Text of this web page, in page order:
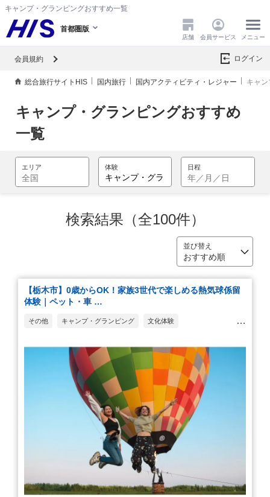
キャンプ・グランピングおすすめ一覧
首都圏版
店舗 会員サービス メニュー
会員規約 ログイン
総合旅行サイトHIS 国内旅行 国内アクティビティ・レジャー キャ
キャンプ・グランピングおすすめ
一覧
検索結果（全100件）
【栃木市】0歳からOK！家族3世代で楽しめる熱気球係留
体験｜ペット・車 …
その他 キャンプ・グランピング 文化体験